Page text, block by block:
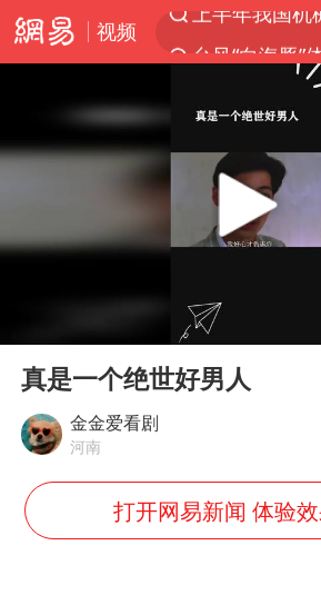
视频
汪峰阻止14岁
四川宜宾市高
公司“上四休
Play
真是一个绝世好男人
金金爱看剧
河南
打开网易新闻 体验